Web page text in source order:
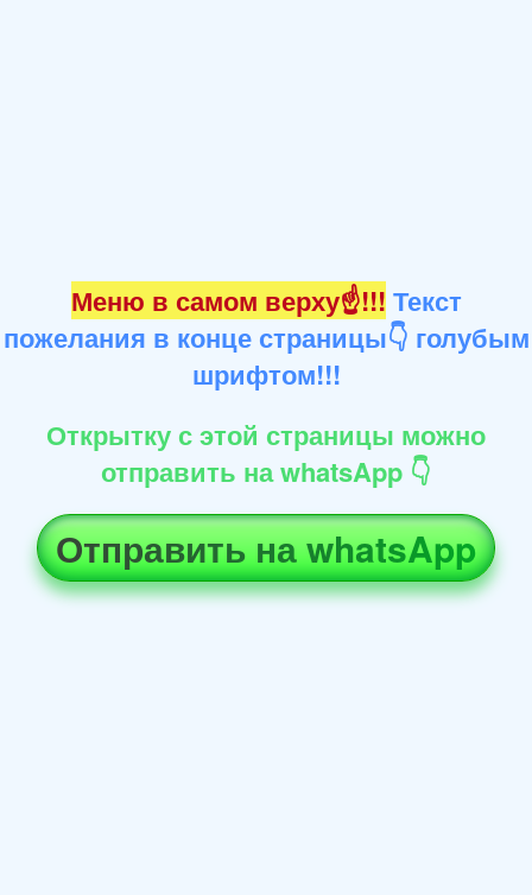
Меню в самом верху☝!!! Текст
пожелания в конце страницы👇 голубым
шрифтом!!!
Открытку с этой страницы можно
отправить на whatsApp 👇
Отправить на whatsApp